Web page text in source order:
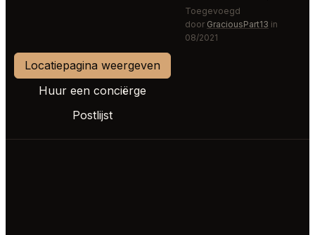
Toegevoegd
door GraciousPart13 in
08/2021
Locatiepagina weergeven
Huur een conciërge
Postlijst